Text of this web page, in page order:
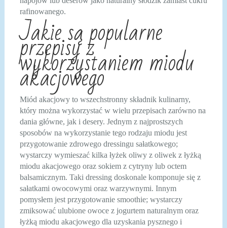
rafinowanego.
Jakie są popularne
przepisy z
wykorzystaniem miodu
akacjowego
Miód akacjowy to wszechstronny składnik kulinarny,
który można wykorzystać w wielu przepisach zarówno na
dania główne, jak i desery. Jednym z najprostszych
sposobów na wykorzystanie tego rodzaju miodu jest
przygotowanie zdrowego dressingu sałatkowego;
wystarczy wymieszać kilka łyżek oliwy z oliwek z łyżką
miodu akacjowego oraz sokiem z cytryny lub octem
balsamicznym. Taki dressing doskonale komponuje się z
sałatkami owocowymi oraz warzywnymi. Innym
pomysłem jest przygotowanie smoothie; wystarczy
zmiksować ulubione owoce z jogurtem naturalnym oraz
łyżką miodu akacjowego dla uzyskania pysznego i